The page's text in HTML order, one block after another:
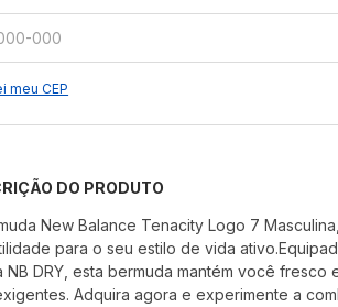
meu CEP
DO PRODUTO
New Balance Tenacity Logo 7
para o seu estilo de vida
NB DRY, esta bermuda mantém você fresco
Adquira agora e experimente a